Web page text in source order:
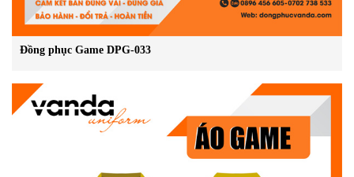
Đồng phục Game DPG-033